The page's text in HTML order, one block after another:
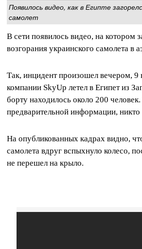
Появилось видео, как в Египте
самолет
В сети появилось видео, на котором
возгорания украинского самолета в
Так, инцидент произошел вечером, 9
компании SkyUp летел в Египет из
борту находилось около 200
предварительной информации, никто
На опубликованных кадрах видно,
самолета вдруг вспыхнуло колесо,
не перешел на крыло.